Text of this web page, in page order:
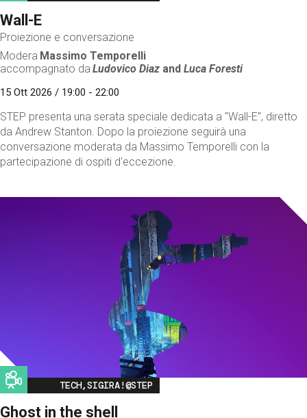
Wall-E
Proiezione e conversazione
Modera Massimo Temporelli
accompagnato da Ludovico Diaz andLuca Foresti
15 Ott 2026 / 19:00 - 22:00
STEP presenta una serata speciale dedicata a "Wall-E", diretto
da Andrew Stanton. Dopo la proiezione seguirà una
conversazione moderata da Massimo Temporelli con la
partecipazione di ospiti d'eccezione.
Image
TECH,SIGIRA!@STEP
Ghost in the shell